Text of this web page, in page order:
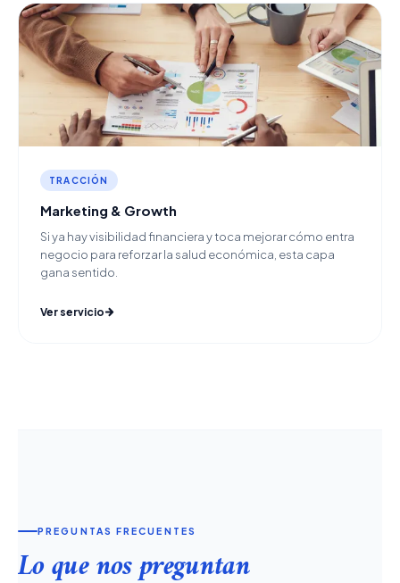
TRACCIÓN
Marketing & Growth
Si ya hay visibilidad financiera y toca mejorar cómo entra
negocio para reforzar la salud económica, esta capa
gana sentido.
Ver servicio
PREGUNTAS FRECUENTES
Lo que nos preguntan